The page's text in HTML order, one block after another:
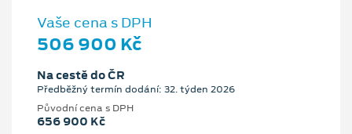
Vaše cena s DPH
506 900 Kč
Na cestě do ČR
Předběžný termín dodání: 32. týden 2026
Původní cena s DPH
656 900 Kč